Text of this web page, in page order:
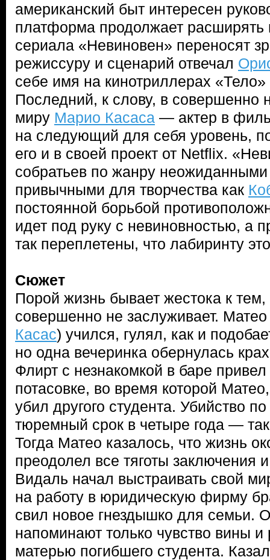
американский быт интересен
платформа продолжает расширять
сериала «Невиновен» переносят
режиссуру и сценарий отвечал
себе имя на кинотриллерах
Последний, к слову, в совершенно
миру Марио Касаса — актер в
на следующий для себя уровень,
его и в своей проект от Netflix.
собратьев по жанру
привычными для творчества как
постоянной борьбой
идет под руку с невиновностью, а
так переплетены, что лабиринту
Сюжет
Порой жизнь бывает жестока к тем,
совершенно не заслуживает.
Касас) учился, гулял, как и
но одна вечеринка обернулась
Флирт с незнакомкой в баре
потасовке, во время которой
убил другого студента. Убийство
тюремный срок в четыре года —
Тогда Матео казалось, что жизнь
преодолел все тяготы заключения
Видаль начал выстраивать свой
на работу в юридическую фирму
свил новое гнездышко для семьи.
напоминают только чувство вины и
матерью погибшего студента.